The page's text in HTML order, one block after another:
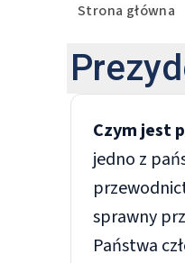
Strona główna
Czym jest
jedno z
sprawny
Państwa